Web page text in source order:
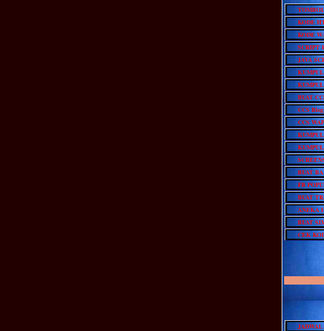
KODE
KODE
SCRIPT
JAVA
BUAT
CCS
CCS
BUAT
FB
BUAT
ANEKA
BUAT
CEK